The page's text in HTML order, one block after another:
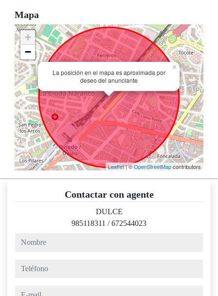
Mapa
La posición en el mapa es aproximada por
deseo del anunciante
×
+
−
Leaflet| ©OpenStreetMapcontributors
Contactar con agente
DULCE
985118311 /672544023
nombre
teléfono
e-mail